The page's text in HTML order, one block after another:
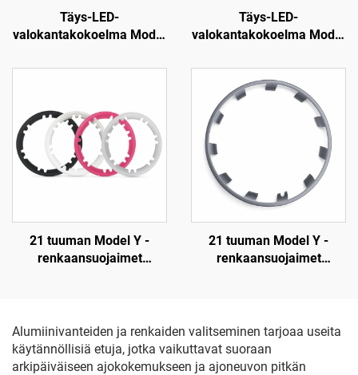
Täys-LED-
valokantakokoelma Model
alkuperäinen
1514952-10-E,
autoteollisuuden
valaistusvalojen vaihto
Täys-LED-
valokantakokoelma Model
alkuperäinen
varaosanumero 1514952-
00-D, 1514952-00-E ja
valaistusvalojen vaihto
21 tuuman Model Y -
renkaansuojaimet
21 tuuman Model Y -
renkaansuojaimet
Alumiinivanteiden ja renkaiden valitseminen tarjoaa useita
käytännöllisiä etuja, jotka vaikuttavat suoraan
arkipäiväiseen ajokokemukseen ja ajoneuvon pitkän